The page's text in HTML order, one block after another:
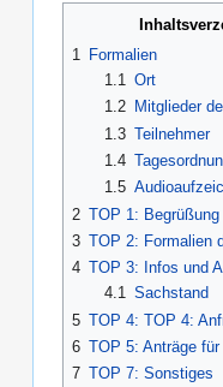
1 Formalien
1.1 Ort
1.2
Mitglieder
1.3 Teilnehmer
1.4
1.5
2 TOP 1:
3 TOP 2: Formalien
4 TOP 3: Infos und
4.1 Sachstand
5 TOP 4: TOP 4:
6 TOP 5: Anträge
7 TOP 7: Sonstiges